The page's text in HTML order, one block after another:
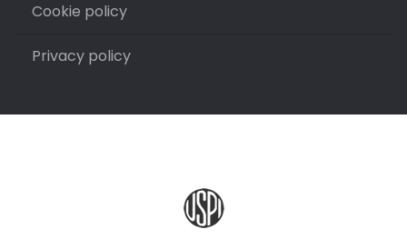
Cookie policy
Privacy policy